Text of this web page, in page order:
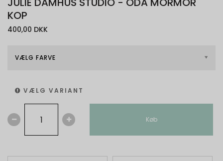
KOP
400,00 DKK
VÆLG FARVE
VÆLG VARIANT
Køb